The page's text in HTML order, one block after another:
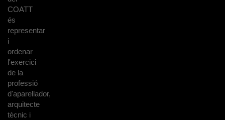
COATT
és
representar
i
ordenar
l'exercici
de la
professió
d'aparellador,
arquitecte
tècnic i